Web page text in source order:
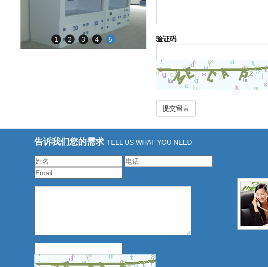
1 2 3 4 5 验证码
告诉我们您的需求TELL US WHAT YOU NEED